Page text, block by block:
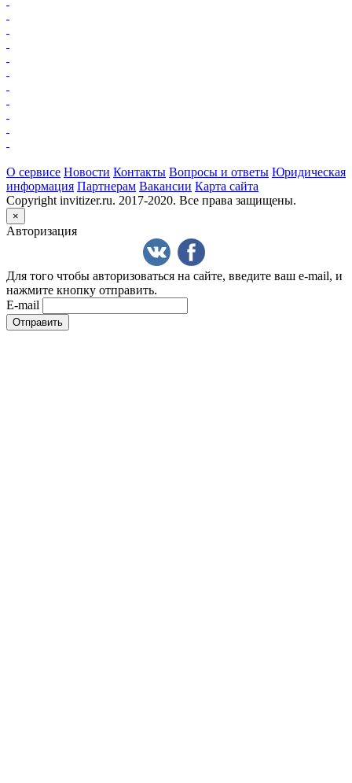
О сервисе Новости Контакты Вопросы и ответы Юридическая
информация Партнерам Вакансии Карта сайта
Copyright invitizer.ru. 2017-2020. Все права защищены.
×
Авторизация
Для того чтобы авторизоваться на сайте, введите ваш e-mail, и
нажмите кнопку отправить.
E-mail
Отправить